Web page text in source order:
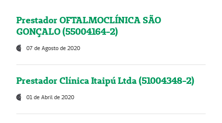
Prestador OFTALMOCLÍNICA SÃO
GONÇALO (55004164-2)
07 de Agosto de 2020
Prestador Clínica Itaipú Ltda (51004348-2)
01 de Abril de 2020